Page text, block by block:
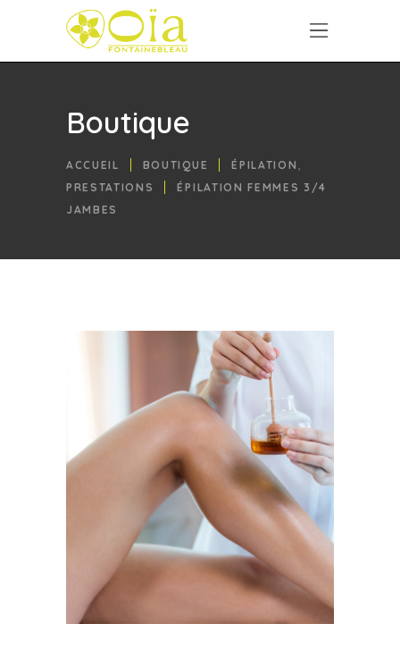
Boutique
ACCUEIL BOUTIQUE ÉPILATION ,
PRESTATIONS
ÉPILATION FEMMES 3/4
JAMBES